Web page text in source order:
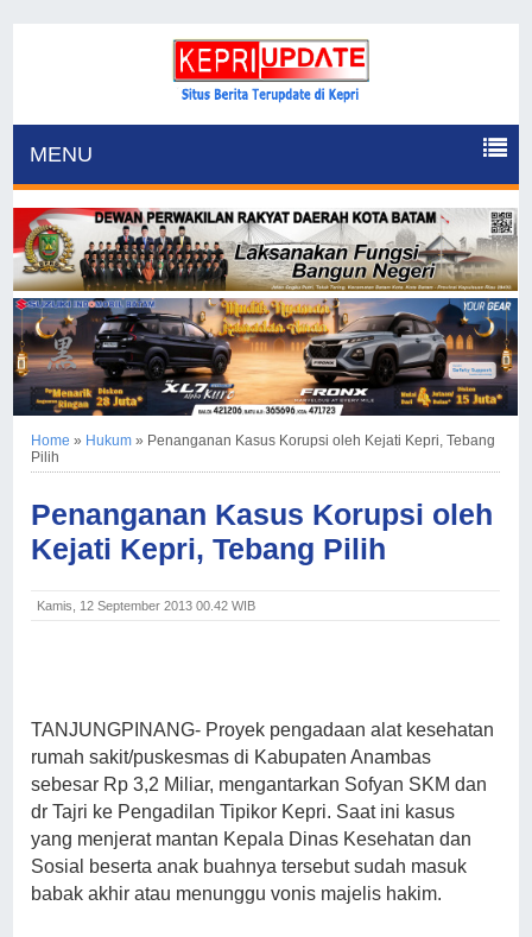
MENU
Home » Hukum » Penanganan Kasus Korupsi oleh Kejati Kepri, Tebang
Pilih
Penanganan Kasus Korupsi oleh
Kejati Kepri, Tebang Pilih
Kamis, 12 September 2013 00.42 WIB
TANJUNGPINANG- Proyek pengadaan alat kesehatan
rumah sakit/puskesmas di Kabupaten Anambas
sebesar Rp 3,2 Miliar, mengantarkan Sofyan SKM dan
dr Tajri ke Pengadilan Tipikor Kepri. Saat ini kasus
yang menjerat mantan Kepala Dinas Kesehatan dan
Sosial beserta anak buahnya tersebut sudah masuk
babak akhir atau menunggu vonis majelis hakim.